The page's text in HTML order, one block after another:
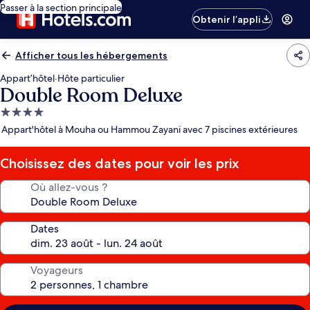
Passer à la section principale
Obtenir l’appli
Afficher tous les hébergements
Appart’hôtel·Hôte particulier
Double Room Deluxe
Hébergement
4.0 étoiles
Appart'hôtel à Mouha ou Hammou Zayani avec 7 piscines extérieures
Choisissez des dates pour voir les prix
Où allez-vous ?
Dates
Voyageurs